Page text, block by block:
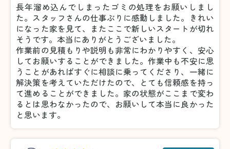
長年溜め込んでしまったゴミの処理をお願いしまし
た。スタッフさんの仕事ぶりに感動しました。きれい
になった家を見て、またここで新しいスタートが切れ
そうです。本当にありがとうございました。
作業前の見積もりや説明も非常にわかりやすく、安心
してお願いすることができました。作業中も不安に思
うことがあればすぐに相談に乗ってくださり、一緒に
解決策を考えていただけたので、とても信頼感を持っ
て進めることができました。家の状態がここまで変わ
るとは思わなかったので、お願いして本当に良かった
と思います。